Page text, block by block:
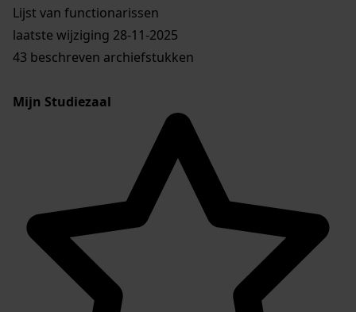
Lijst van functionarissen
laatste wijziging 28-11-2025
43 beschreven archiefstukken
Mijn Studiezaal